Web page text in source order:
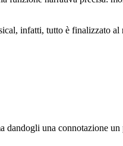
infatti, tutto è finalizzato
dandogli una connotazione